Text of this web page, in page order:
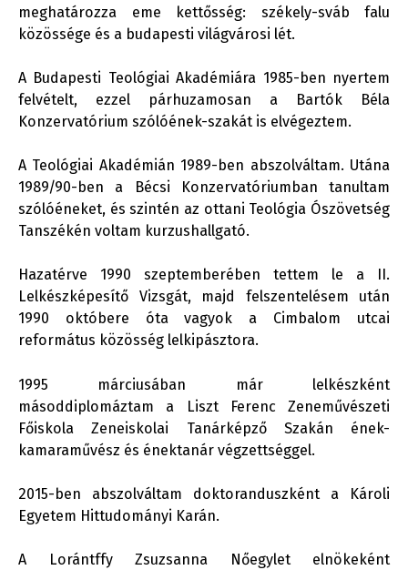
meghatározza eme kettősség: székely-sváb falu
közössége és a budapesti világvárosi lét.
A Budapesti Teológiai Akadémiára 1985-ben nyertem
felvételt, ezzel párhuzamosan a Bartók Béla
Konzervatórium szólóének-szakát is elvégeztem.
A Teológiai Akadémián 1989-ben abszolváltam. Utána
1989/90-ben a Bécsi Konzervatóriumban tanultam
szólóéneket, és szintén az ottani Teológia Ószövetség
Tanszékén voltam kurzushallgató.
Hazatérve 1990 szeptemberében tettem le a II.
Lelkészképesítő Vizsgát, majd felszentelésem után
1990 októbere óta vagyok a Cimbalom utcai
református közösség lelkipásztora.
1995 márciusában már lelkészként
másoddiplomáztam a Liszt Ferenc Zeneművészeti
Főiskola Zeneiskolai Tanárképző Szakán ének-
kamaraművész és énektanár végzettséggel.
2015-ben abszolváltam doktoranduszként a Károli
Egyetem Hittudományi Karán.
A Lorántffy Zsuzsanna Nőegylet elnökeként